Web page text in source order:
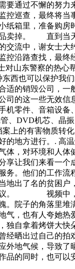
通过不懈的努力
控巡查，最终
箱里，准备购
卖掉。 直到当
流中，谢女士
路查找，最终
山东警察的热
西也可以保护我
的销毁公司，
的这一些无效
零件、音箱设
DVD机芯、晶
上的有害物质转
地方进行。. 高
，对环境和人
让我们来看一
。他们的工作
出了名的贫困
议。 视频中，
院子的角落里
有人夸她热爱
着烤饼大快朵
过自己的拍戏
应外地气候，
的同时，也可以